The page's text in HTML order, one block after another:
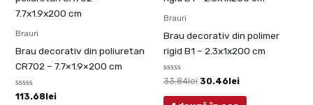
Brauri
Brau decorativ din poliuretan
CR702 – 7.7×1.9×200 cm
Evaluat
la
113.68lei
Brauri
Brau decorativ din polimer
rigid B1 – 2.3x1x200 cm
Evaluat
la
0
din
33.84lei 30.46lei